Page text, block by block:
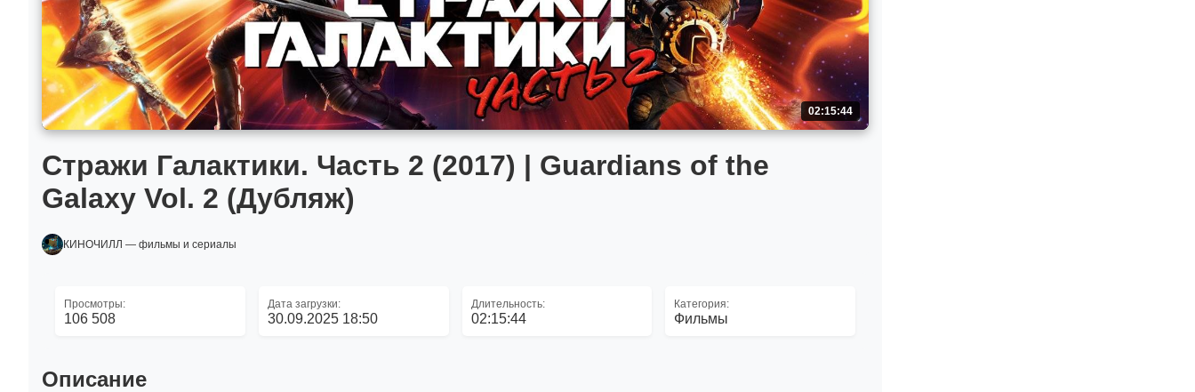
02:15:44
Стражи Галактики. Часть 2 (2017) | Guardians of the
Galaxy Vol. 2 (Дубляж)
КИНОЧИЛЛ — фильмы и сериалы
Просмотры:
106 508
Дата загрузки:
30.09.2025 18:50
Длительность:
02:15:44
Категория:
Фильмы
Описание